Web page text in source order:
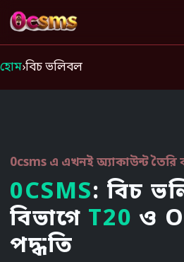
হোম›বিচ ভলিবল
0csms এ এখনই অ্যাকাউন্ট তৈরি
0CSMS: বিচ
বিভাগে T20 ও
পদ্ধতি